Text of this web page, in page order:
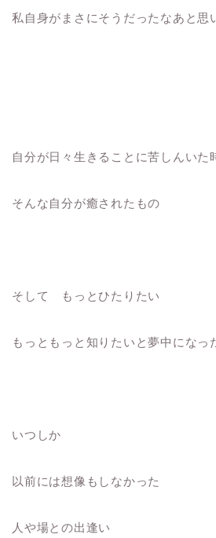
私自身がまさにそうだったなあと思
自分が日々生きることに苦しんいた
そんな自分が癒されたもの
そして もっとひたりたい
もっともっと知りたいと夢中になっ
いつしか
以前には想像もしなかった
人や場との出逢い